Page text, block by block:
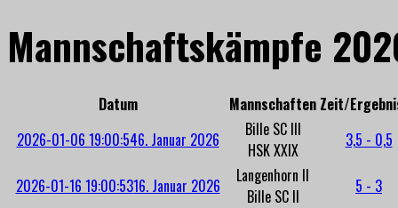
Mannschaftskämpfe
Datum Mannschaften Zeit/
2026-01-06 19:00:546. Januar 2026
Bille SC III
HSK XXIX
3,5 - 0,5
2026-01-16 19:00:5316. Januar 2026
Langenhorn II
Bille SC II
5 - 3